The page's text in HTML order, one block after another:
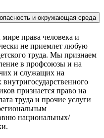
и окружающая среда
права человека и
не приемлет любую
труда. Мы признаем
в профсоюзы и на
и служащих на
признается право на
труда и прочие услуги
национальных/